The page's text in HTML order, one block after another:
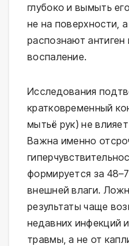
глубоко и вымыть
не на поверхности,
распознают
воспаление.
Исследования
кратковременный
мытьё рук) не
Важна именно
формируется за
внешней влаги.
результаты чаще
недавних инфекций
травмы, а не от